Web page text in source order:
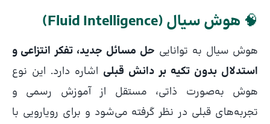
🧠 هوش سیال (Fluid Intelligence)
هوش سیال به توانایی حل مسائل جدید، تفکر انتزاعی و
استدلال بدون تکیه بر دانش قبلی اشاره دارد. این نوع
هوش به‌صورت ذاتی، مستقل از آموزش رسمی و
تجربه‌های قبلی در نظر گرفته می‌شود و برای رویارویی با